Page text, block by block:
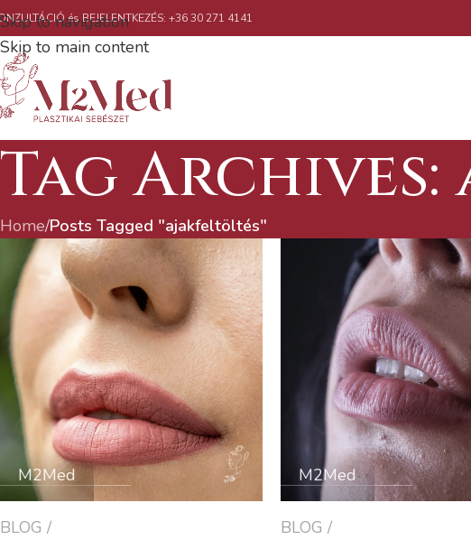
Skip to navigation
Skip to main content
és BEJELENTKEZÉS: +36 30 271 4141
Tag
Home/Posts Tagged "ajakfeltöltés"
M2Med
BLOG
M2Med
BLOG